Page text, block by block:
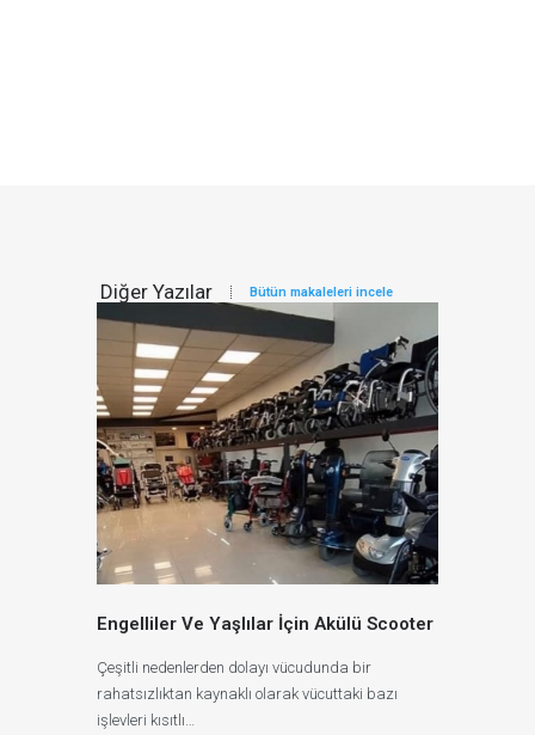
Diğer Yazılar Bütün makaleleri incele
Engelliler Ve Yaşlılar İçin Akülü Scooter
Çeşitli nedenlerden dolayı vücudunda bir
rahatsızlıktan kaynaklı olarak vücuttaki bazı
işlevleri kısıtlı…